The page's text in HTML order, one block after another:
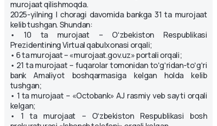
murojaat qilishmoqda.
2025-yilning I choragi davomida bankga 31 ta murojaat
kelib tushgan. Shundan:
• 10 ta murojaat – Oʻzbekiston Respublikasi
Prezidentining Virtual qabulxonasi orqali;
• 6 ta murojaat – «murojaat.gov.uz» portali orqali;
• 21 ta murojaat – fuqarolar tomonidan toʻgʻridan-toʻgʻri
bank Amaliyot boshqarmasiga kelgan holda kelib
tushgan;
• 1 ta murojaat – «Octobank» AJ rasmiy veb sayti orqali
kelgan;
• 1 ta murojaat – Oʻzbekiston Respublikasi bosh